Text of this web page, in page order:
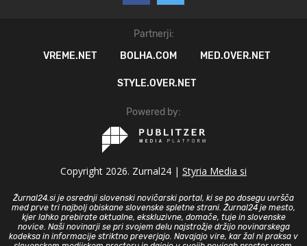
Partnerji:
VREME.NET
BOLHA.COM MED.OVER.NET
STYLE.OVER.NET
Powered by:
Copyright 2026. Zurnal24 | Styria Media si
Žurnal24.si je osrednji slovenski novičarski portal, ki se po dosegu uvršča
med prve tri najbolj obiskane slovenske spletne strani. Žurnal24 je mesto,
kjer lahko prebirate aktualne, ekskluzivne, domače, tuje in slovenske
novice. Naši novinarji se pri svojem delu najstrožje držijo novinarskega
kodeksa in informacije striktno preverjajo. Navajajo vire, kar žal ni praksa v